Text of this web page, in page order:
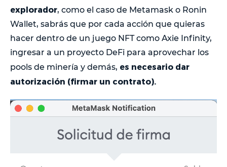
explorador, como el caso de Metamask o Ronin
Wallet, sabrás que por cada acción que quieras
hacer dentro de un juego NFT como Axie Infinity,
ingresar a un proyecto DeFi para aprovechar los
pools de minería y demás, es necesario dar
autorización (firmar un contrato).